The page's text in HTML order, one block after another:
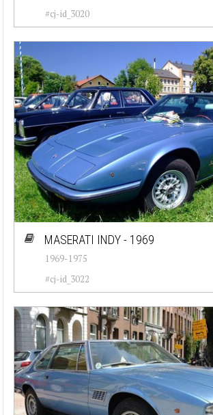
#cj-id_3020
MASERATI INDY - 1969
1969-1975
#cj-id_3022